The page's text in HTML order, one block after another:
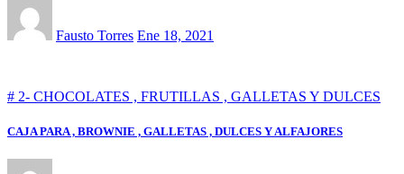
Fausto Torres Ene 18, 2021
# 2- CHOCOLATES , FRUTILLAS , GALLETAS Y DULCES
CAJA PARA , BROWNIE , GALLETAS , DULCES Y ALFAJORES